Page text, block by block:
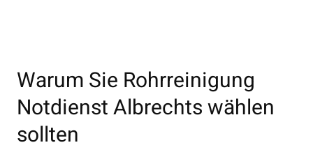
Warum Sie Rohrreinigung
Notdienst Albrechts wählen
sollten